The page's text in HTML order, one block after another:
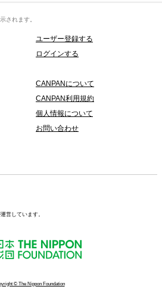
されます。
ユーザー登録する
ログインする
CANPANについて
CANPAN利用規約
個人情報について
お問い合わせ
営しています。
© The Nippon Foundation